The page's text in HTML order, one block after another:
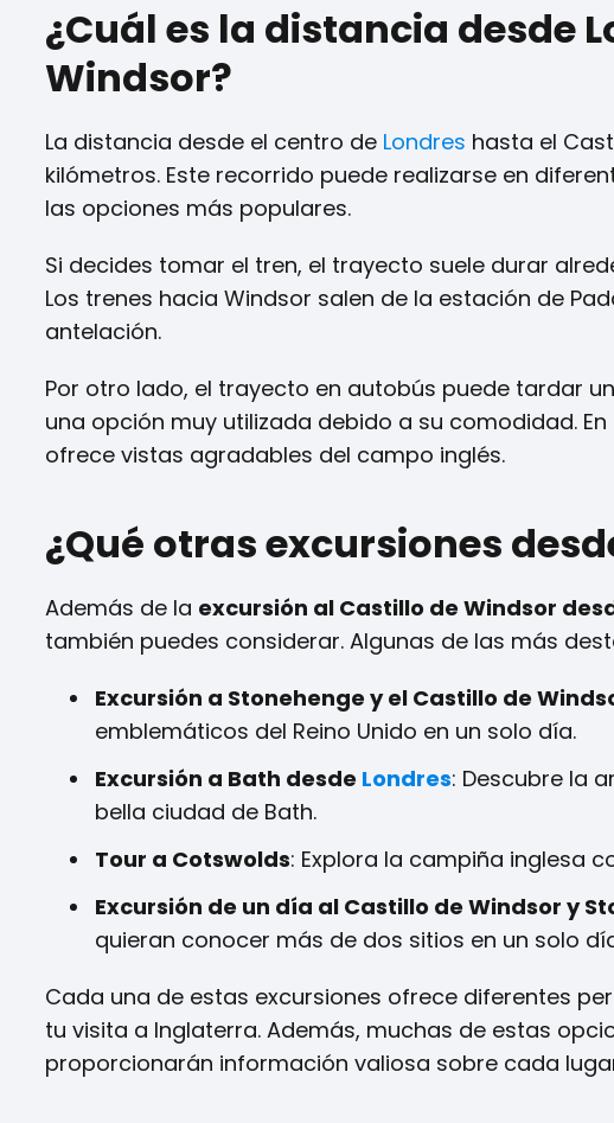
¿Cuál es la distancia desde
Windsor?
La distancia desde el centro de Londres hasta el
kilómetros. Este recorrido puede realizarse en
las opciones más populares.
Si decides tomar el tren, el trayecto suele durar
Los trenes hacia Windsor salen de la estación de
antelación.
Por otro lado, el trayecto en autobús puede tardar
una opción muy utilizada debido a su comodidad.
ofrece vistas agradables del campo inglés.
¿Qué otras excursiones
Además de la excursión al Castillo de Windsor
también puedes considerar. Algunas de las más
Excursión a Stonehenge y el Castillo de
emblemáticos del Reino Unido en un solo día.
Excursión a Bath desde Londres: Descubre la
bella ciudad de Bath.
Tour a Cotswolds: Explora la campiña inglesa
Excursión de un día al Castillo de Windsor y
quieran conocer más de dos sitios en un solo
Cada una de estas excursiones ofrece diferentes
tu visita a Inglaterra. Además, muchas de estas
proporcionarán información valiosa sobre cada